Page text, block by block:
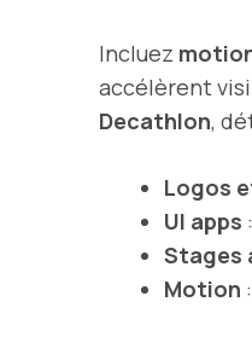
Incluez
accélèrent
Decathlon,
Logos
UI apps
Stages
Motion